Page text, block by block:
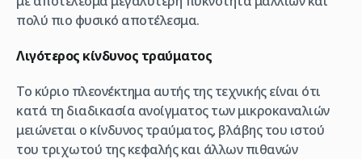
πολύ πιο φυσικό αποτέλεσμα.
Λιγότερος κίνδυνος τραύματος
Το κύριο πλεονέκτημα αυτής της τεχνικής είναι ότι
κατά τη διαδικασία ανοίγματος των μικροκαναλιών
μειώνεται ο κίνδυνος τραύματος, βλάβης του ιστού
του τριχωτού της κεφαλής και άλλων πιθανών